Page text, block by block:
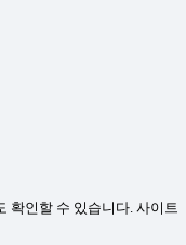
확인할 수 있습니다. 사이트